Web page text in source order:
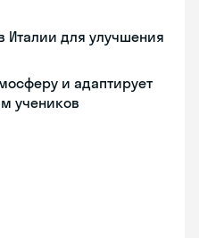
Италии для улучшения
и адаптирует
учеников